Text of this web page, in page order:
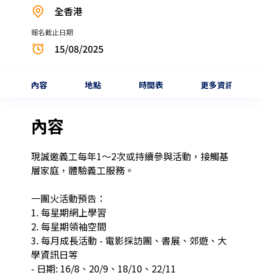
全香港
報名截止日期
15/08/2025
內容 地點 時間表 更多資訊
內容
現誠邀義工每年1～2次或持續參與活動，接觸基
層家庭，體驗義工服務。
一團火活動預告：
1. 每星期網上學習
2. 每星期領袖空間
3. 每月成長活動 - 電影採訪團、書展、郊遊、大
學資訊日等
- 日期: 16/8、20/9、18/10、22/11